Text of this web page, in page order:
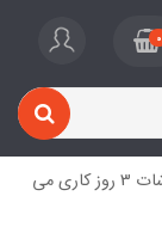
0
زمان آماده سازی سفارشات 3 روز کاری می